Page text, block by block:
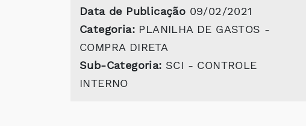
Data de Publicação 09/02/2021
Categoria: PLANILHA DE GASTOS -
COMPRA DIRETA
Sub-Categoria: SCI - CONTROLE
INTERNO